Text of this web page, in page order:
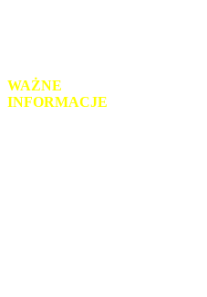
WAŻNE
INFORMACJE